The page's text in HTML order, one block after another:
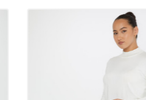
tempo.
aumenta la
Di
facilmente